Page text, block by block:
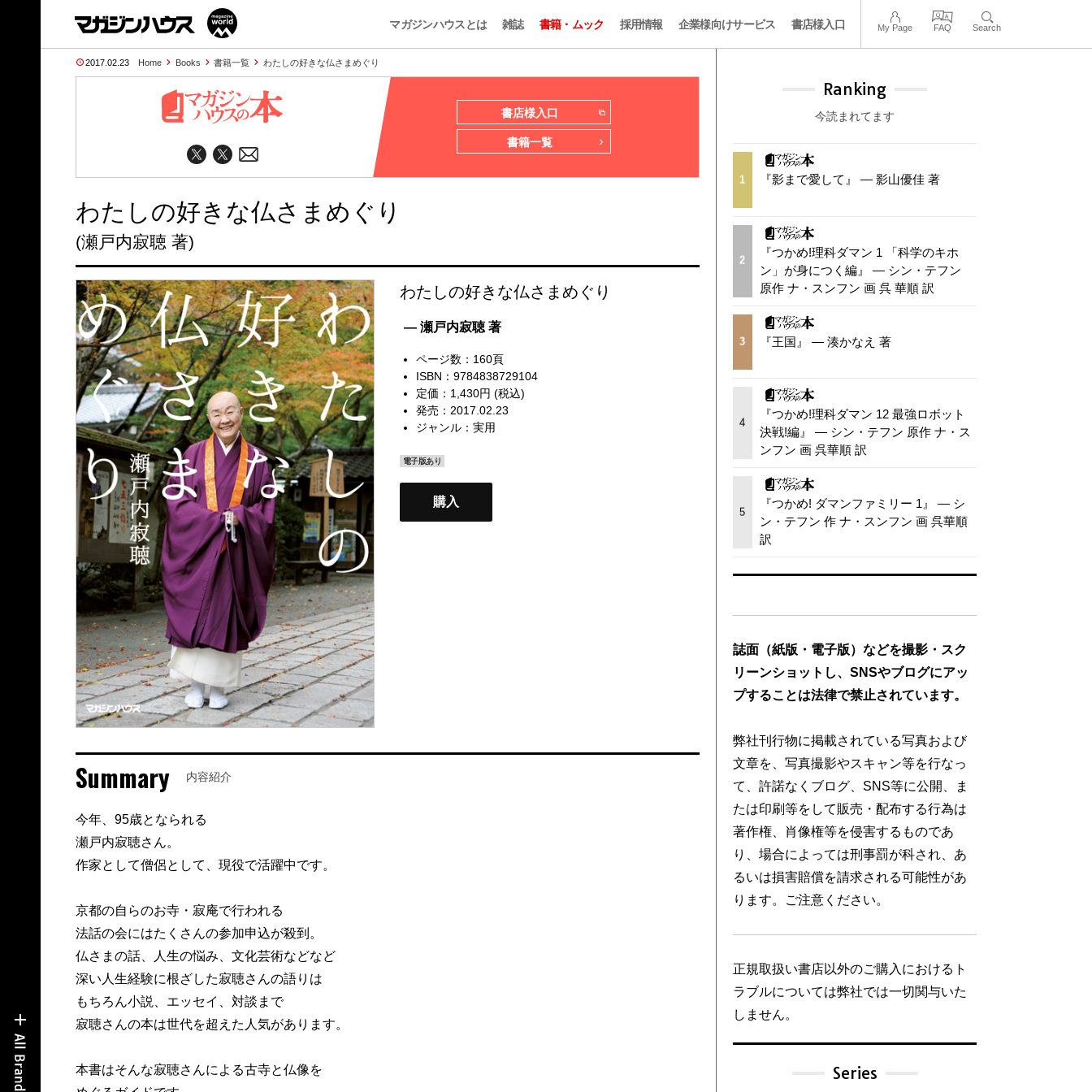
マガジンハウスとは 雑誌 書籍・ムック 採用情報 企業様向けサービス 書店様入口 My Page FAQ Search
2017.02.23 Home Books 書籍一覧 わたしの好きな仏さまめぐり
書店様入口
書籍一覧
わたしの好きな仏さまめぐり
(瀬戸内寂聴 著)
わたしの好きな仏さまめぐり
— 瀬戸内寂聴 著
ページ数：160頁
ISBN：9784838729104
定価：1,430円 (税込)
発売：2017.02.23
ジャンル： 実用
電子版あり
購入
Summary 内容紹介
今年、95歳となられる
瀬戸内寂聴さん。
作家として僧侶として、現役で活躍中です。
京都の自らのお寺・寂庵で行われる
法話の会にはたくさんの参加申込が殺到。
仏さまの話、人生の悩み、文化芸術などなど
深い人生経験に根ざした寂聴さんの語りは
もちろん小説、エッセイ、対談まで
寂聴さんの本は世代を超えた人気があります。
本書はそんな寂聴さんによる古寺と仏像を
Ranking
今読まれてます
1 『影まで愛して』 — 影山優佳 著
2
『つかめ!理科ダマン 1 「科学のキホ
ン」が身につく編』 — シン・テフン
原作 ナ・スンフン 画 呉 華順 訳
3 『王国』 — 湊かなえ 著
4
『つかめ!理科ダマン 12 最強ロボット
決戦!編』 — シン・テフン 原作 ナ・ス
ンフン 画 呉華順 訳
5
『つかめ! ダマンファミリー 1』 — シ
ン・テフン 作 ナ・スンフン 画 呉華順
訳
誌面（紙版・電子版）などを撮影・スク
リーンショットし、SNSやブログにアッ
プすることは法律で禁止されています。
弊社刊行物に掲載されている写真および
文章を、写真撮影やスキャン等を行なっ
て、許諾なくブログ、SNS等に公開、ま
たは印刷等をして販売・配布する行為は
著作権、肖像権等を侵害するものであ
り、場合によっては刑事罰が科され、あ
るいは損害賠償を請求される可能性があ
ります。ご注意ください。
正規取扱い書店以外のご購入におけるト
ラブルについては弊社では一切関与いた
しません。
Series